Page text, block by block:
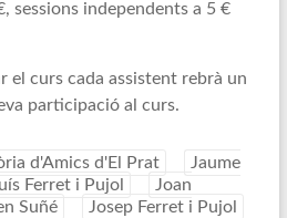
sessions independents a 5 €
el curs cada assistent rebrà un
participació al curs.
d'Amics d'El Prat
Jaume
Ferret i Pujol
Joan
Suñé Josep Ferret i Pujol